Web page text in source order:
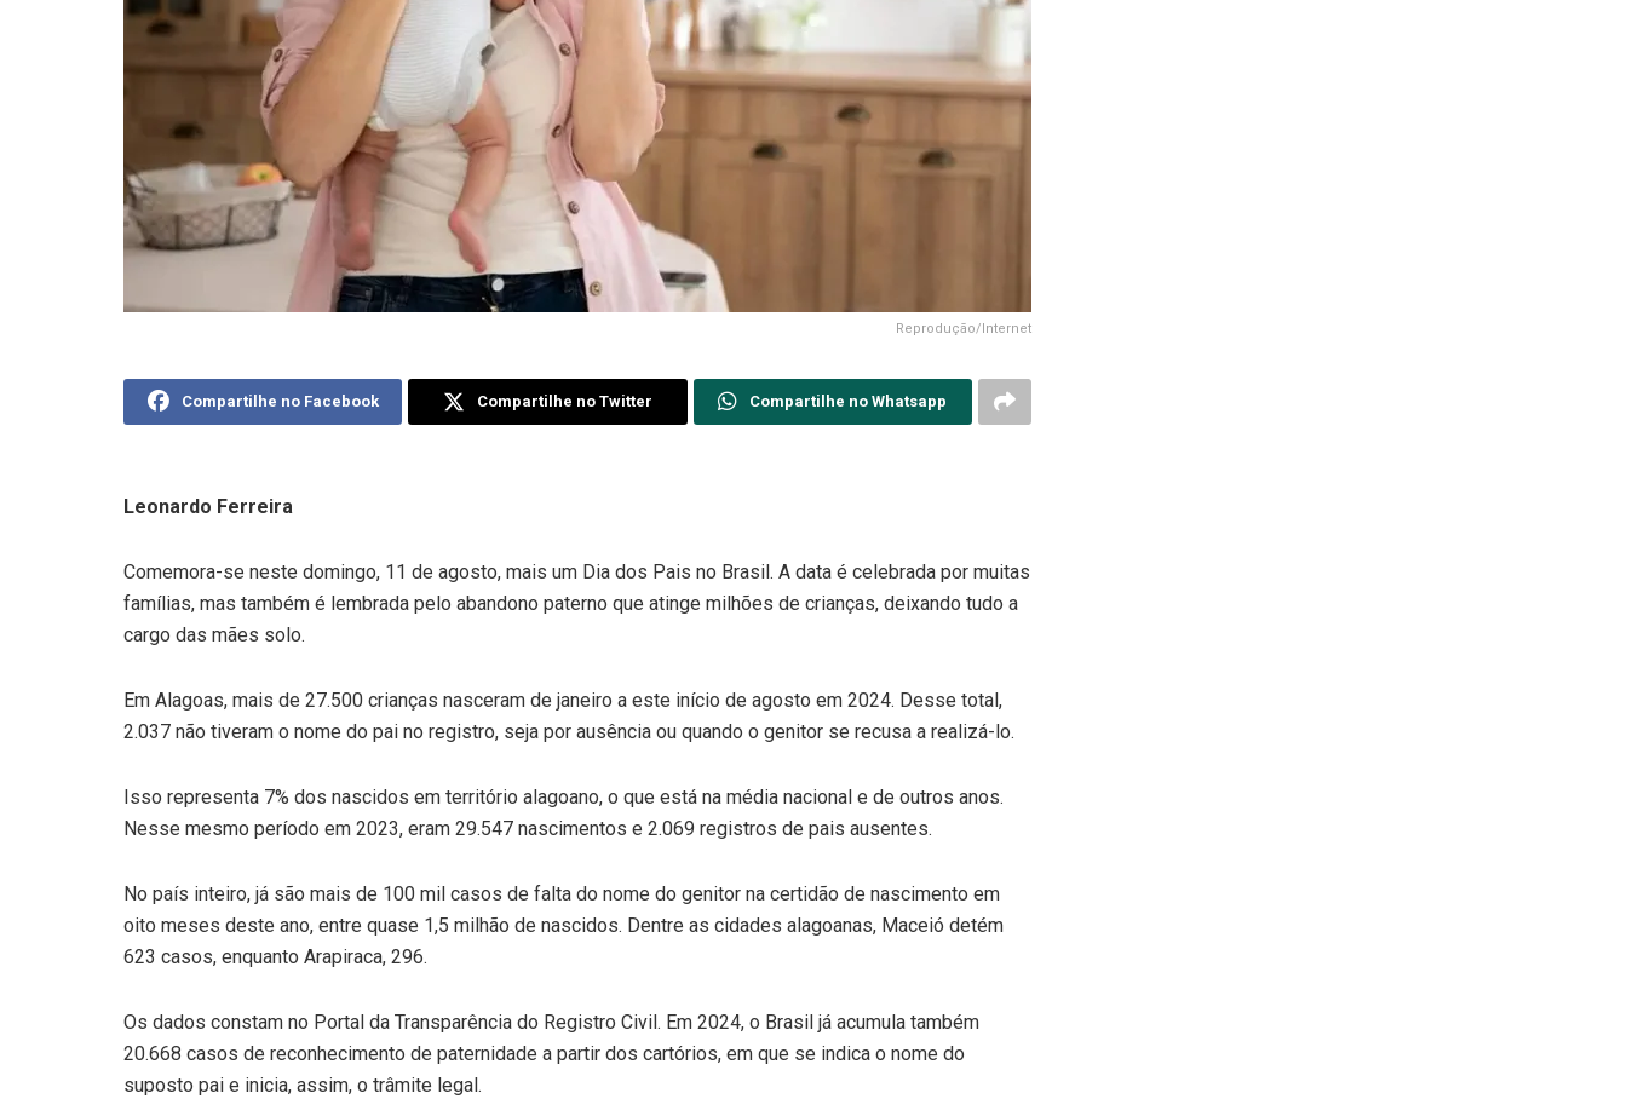
Reprodução/Internet
Compartilhe no Facebook Compartilhe no Twitter Compartilhe no Whatsapp
Leonardo Ferreira
Comemora-se neste domingo, 11 de agosto, mais um Dia dos Pais no Brasil. A data é celebrada por muitas
famílias, mas também é lembrada pelo abandono paterno que atinge milhões de crianças, deixando tudo a
cargo das mães solo.
Em Alagoas, mais de 27.500 crianças nasceram de janeiro a este início de agosto em 2024. Desse total,
2.037 não tiveram o nome do pai no registro, seja por ausência ou quando o genitor se recusa a realizá-lo.
Isso representa 7% dos nascidos em território alagoano, o que está na média nacional e de outros anos.
Nesse mesmo período em 2023, eram 29.547 nascimentos e 2.069 registros de pais ausentes.
No país inteiro, já são mais de 100 mil casos de falta do nome do genitor na certidão de nascimento em
oito meses deste ano, entre quase 1,5 milhão de nascidos. Dentre as cidades alagoanas, Maceió detém
623 casos, enquanto Arapiraca, 296.
Os dados constam no Portal da Transparência do Registro Civil. Em 2024, o Brasil já acumula também
20.668 casos de reconhecimento de paternidade a partir dos cartórios, em que se indica o nome do
suposto pai e inicia, assim, o trâmite legal.